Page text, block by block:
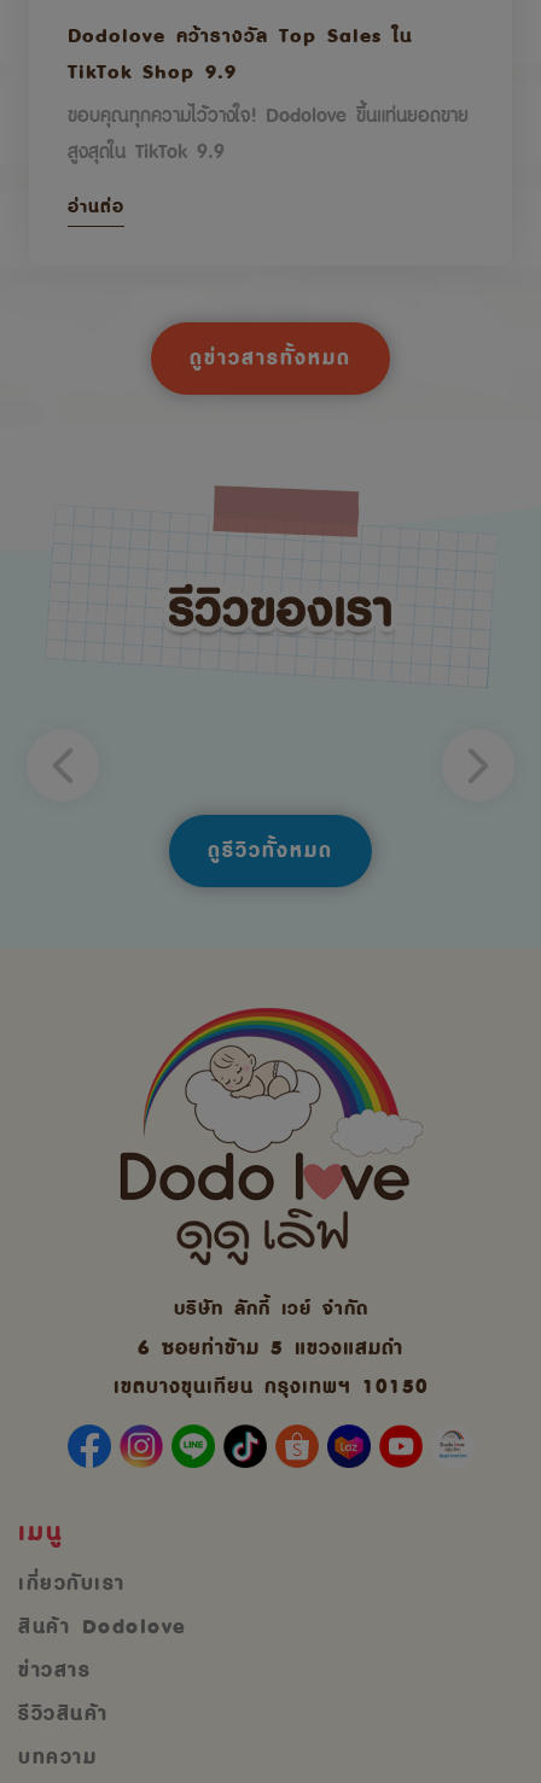
Dodolove คว้ารางวัล Top Sales ใน
TikTok Shop 9.9
ขอบคุณทุกความไว้วางใจ! Dodolove ขึ้นแท่นยอดขาย
สูงสุดใน TikTok 9.9
อ่านต่อ
ดูข่าวสารทั้งหมด
ดูรีวิวทั้งหมด
บริษัท ลักกี้ เวย์ จํากัด
6 ซอยท่าข้าม 5 แขวงแสมดำ
เขตบางขุนเทียน กรุงเทพฯ 10150
เมนู
เกี่ยวกับเรา
สินค้า Dodolove
ข่าวสาร
รีวิวสินค้า
บทความ